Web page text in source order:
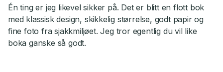
Én ting er jeg likevel sikker på. Det er blitt en flott bok
med klassisk design, skikkelig størrelse, godt papir og
fine foto fra sjakkmiljøet. Jeg tror egentlig du vil like
boka ganske så godt.